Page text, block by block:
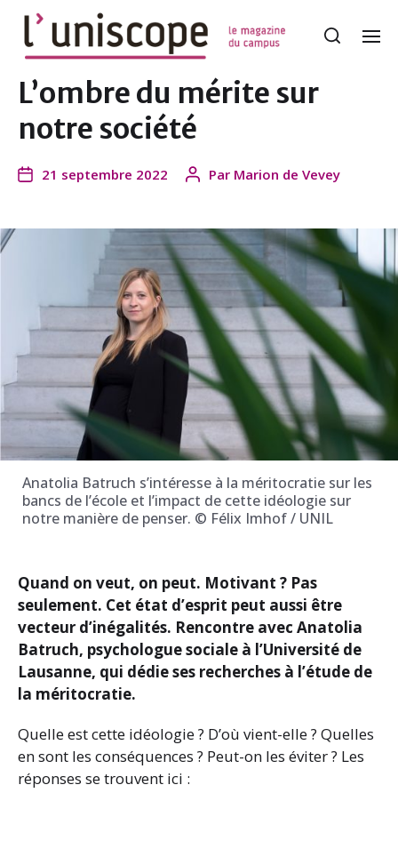
L’ombre du mérite sur
notre société
21 septembre 2022 Par Marion de Vevey
Anatolia Batruch s’intéresse à la méritocratie sur les
bancs de l’école et l’impact de cette idéologie sur
notre manière de penser. © Félix Imhof / UNIL
Quand on veut, on peut. Motivant ? Pas
seulement. Cet état d’esprit peut aussi être
vecteur d’inégalités. Rencontre avec Anatolia
Batruch, psychologue sociale à l’Université de
Lausanne, qui dédie ses recherches à l’étude de
la méritocratie.
Quelle est cette idéologie ? D’où vient-elle ? Quelles
en sont les conséquences ? Peut-on les éviter ? Les
réponses se trouvent ici :